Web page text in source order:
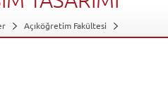
Açıköğretim Fakültesi